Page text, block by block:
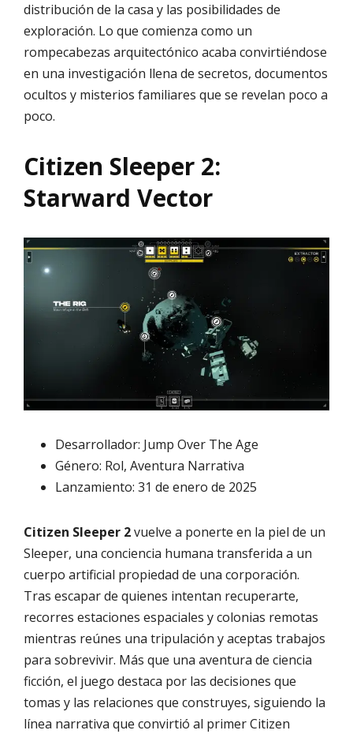
distribución de la casa y las posibilidades de
exploración. Lo que comienza como un
rompecabezas arquitectónico acaba convirtiéndose
en una investigación llena de secretos, documentos
ocultos y misterios familiares que se revelan poco a
poco.
Citizen Sleeper 2:
Starward Vector
Desarrollador: Jump Over The Age
Género: Rol, Aventura Narrativa
Lanzamiento: 31 de enero de 2025
Citizen Sleeper 2vuelve a ponerte en la piel de un
Sleeper, una conciencia humana transferida a un
cuerpo artificial propiedad de una corporación.
Tras escapar de quienes intentan recuperarte,
recorres estaciones espaciales y colonias remotas
mientras reúnes una tripulación y aceptas trabajos
para sobrevivir. Más que una aventura de ciencia
ficción, el juego destaca por las decisiones que
tomas y las relaciones que construyes, siguiendo la
línea narrativa que convirtió al primer Citizen